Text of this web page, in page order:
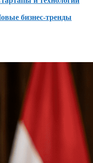
бизнес-тренды